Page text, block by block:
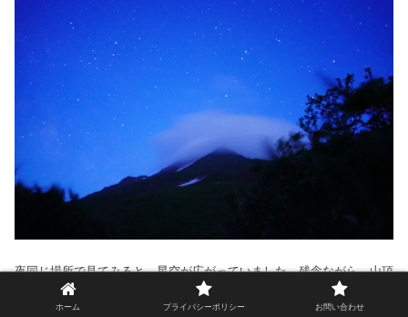
夜同じ場所で見てみると、星空が広がっていました。残念ながら、山頂
に雲がかかったままです。
ホーム プライバシーポリシー お問い合わせ